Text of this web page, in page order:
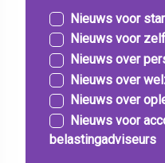
Nieuws voor
Nieuws voor
Nieuws over
Nieuws over
Nieuws over
Nieuws voor
belastingadviseurs